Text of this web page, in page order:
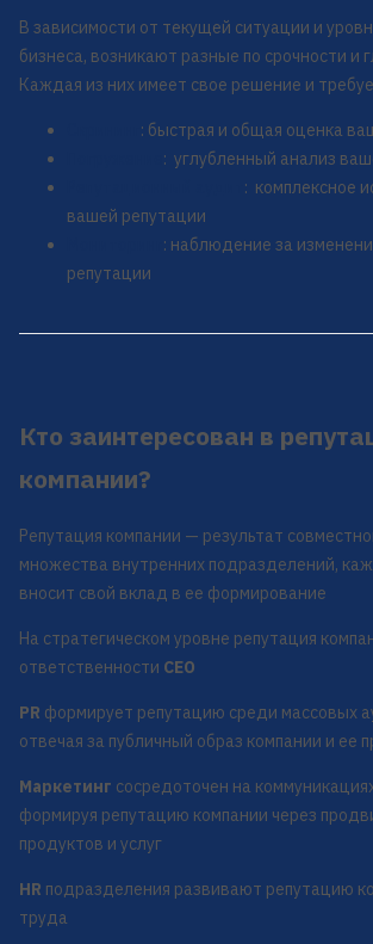
В зависимости от текущей ситуации и
бизнеса, возникают разные по срочности и
Каждая из них имеет свое решение и
: быстрая и общая оценка
: углубленный анализ
: комплексное
вашей репутации
: наблюдение за
репутации
Кто заинтересован в
компании?
Репутация компании — результат
множества внутренних подразделений,
вносит свой вклад в ее формирование
На стратегическом уровне репутация
ответственности CEO
PR формирует репутацию среди массовых
отвечая за публичный образ компании и ее
Маркетинг сосредоточен на
формируя репутацию компании через
продуктов и услуг
HR подразделения развивают репутацию
труда